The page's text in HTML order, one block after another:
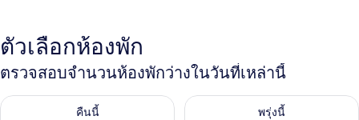
ตัวเลือกห้องพัก
ตรวจสอบจำนวนห้องพักว่างในวันที่เหล่านี้
คืนนี้
ตรวจสอบจำนวนห้องพักว่างในคืนนี้ ส.ค. 9 - ส.ค. 10
พรุ่งนี้
ตรวจสอบจำนวนห้องพักว่างใน